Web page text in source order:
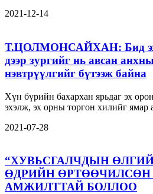
2021-12-14
Т.ЦОЛМОНСАЙХАН: Бид эх
дээр зургийг нь авсан
нэвтрүүлгийг бүтээж байна
Хүн бүрийн бахархан ярьдаг эх
эхэлж, эх орны торгон хилийг ямар
2021-07-28
“ХУВЬСГАЛЧДЫН
ӨДРИЙН ӨРТӨӨЧИЛСӨН
АМЖИЛТТАЙ БОЛЛОО